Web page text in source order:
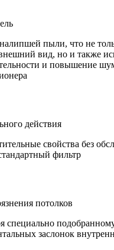
пыли, что не
вид, но и также
и повышение
действия
свойства без
фильтр
потолков
специально
заслонок